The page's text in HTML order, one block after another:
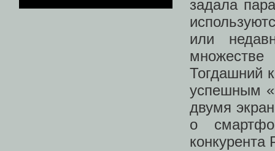
задала
или
Тогдашний
успешным
двумя
о
конкурента